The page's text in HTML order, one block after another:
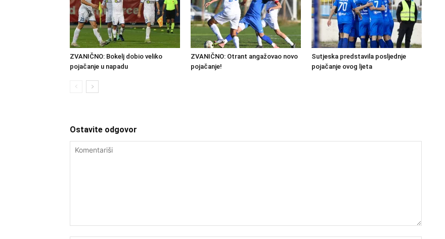
ZVANIČNO: Bokelj dobio veliko
pojačanje u napadu
ZVANIČNO: Otrant angažovao novo
pojačanje!
Sutjeska predstavila posljednje
pojačanje ovog ljeta
Ostavite odgovor